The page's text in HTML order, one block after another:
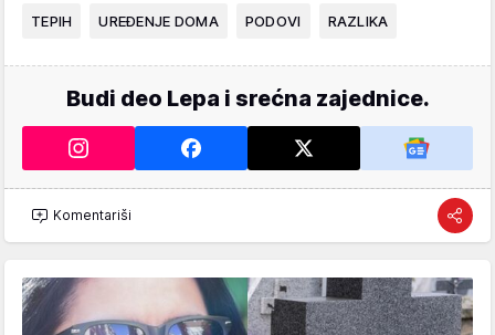
TEPIH UREĐENJE DOMA PODOVI RAZLIKA
Budi deo Lepa i srećna zajednice.
Komentariši